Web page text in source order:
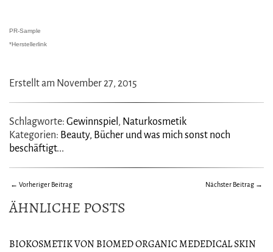
PR-Sample
*Herstellerlink
Erstellt am November 27, 2015
Schlagworte: Gewinnspiel , Naturkosmetik
Kategorien: Beauty, Bücher und was mich sonst noch
beschäftigt...
← Vorheriger Beitrag Nächster Beitrag →
ÄHNLICHE POSTS
BIOKOSMETIK VON BIOMED ORGANIC MEDEDICAL SKIN